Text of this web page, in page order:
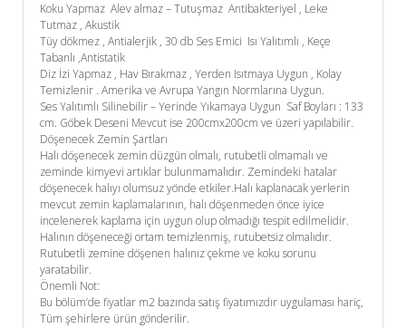
Koku Yapmaz Alev almaz – Tutuşmaz Antibakteriyel , Leke
Tutmaz , Akustik
Tüy dökmez , Antialerjik , 30 db Ses Emici Isı Yalıtımlı , Keçe
Tabanlı ,Antistatik
Diz İzi Yapmaz , Hav Bırakmaz , Yerden Isıtmaya Uygun , Kolay
Temizlenir . Amerika ve Avrupa Yangın Normlarına Uygun.
Ses Yalıtımlı Silinebilir – Yerinde Yıkamaya Uygun Saf Boyları : 133
cm. Göbek Deseni Mevcut ise 200cmx200cm ve üzeri yapılabilir.
Döşenecek Zemin Şartları
Halı döşenecek zemin düzgün olmalı, rutubetli olmamalı ve
zeminde kimyevi artıklar bulunmamalıdır. Zemindeki hatalar
döşenecek halıyı olumsuz yönde etkiler.Halı kaplanacak yerlerin
mevcut zemin kaplamalarının, halı döşenmeden önce iyice
incelenerek kaplama için uygun olup olmadığı tespit edilmelidir.
Halının döşeneceği ortam temizlenmiş, rutubetsiz olmalıdır.
Rutubetli zemine döşenen halınız çekme ve koku sorunu
yaratabilir.
Önemli Not:
Bu bölüm’de fiyatlar m2 bazında satış fiyatımızdır uygulaması hariç,
Tüm şehirlere ürün gönderilir.